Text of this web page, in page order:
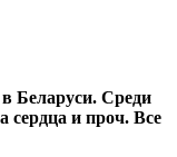
Беларуси. Среди
сердца и проч. Все